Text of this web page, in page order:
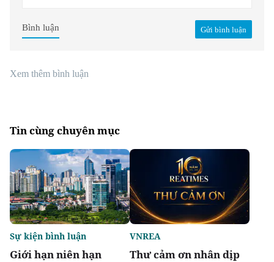
Gửi bình luận
Bình luận
Xem thêm bình luận
Tin cùng chuyên mục
Giới hạn niên hạn
Sự kiện bình luận
Thư cảm ơn nhân dịp
VNREA